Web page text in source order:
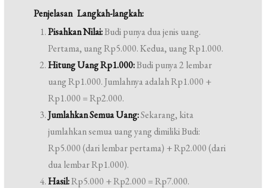
Penjelasan Langkah-langkah:
Pisahkan Nilai:Budi punya dua jenis uang.
Pertama, uang Rp5.000. Kedua, uang Rp1.000.
Hitung Uang Rp1.000:Budi punya 2 lembar
uang Rp1.000. Jumlahnya adalah Rp1.000 +
Rp1.000 = Rp2.000.
Jumlahkan Semua Uang:Sekarang, kita
jumlahkan semua uang yang dimiliki Budi:
Rp5.000 (dari lembar pertama) + Rp2.000 (dari
dua lembar Rp1.000).
Hasil:Rp5.000 + Rp2.000 = Rp7.000.